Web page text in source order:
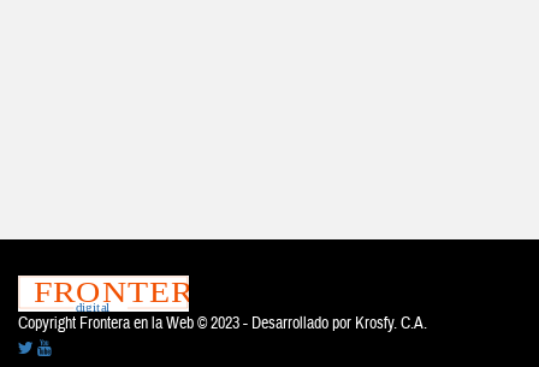
Copyright Frontera en la Web © 2023 - Desarrollado por Krosfy. C.A.